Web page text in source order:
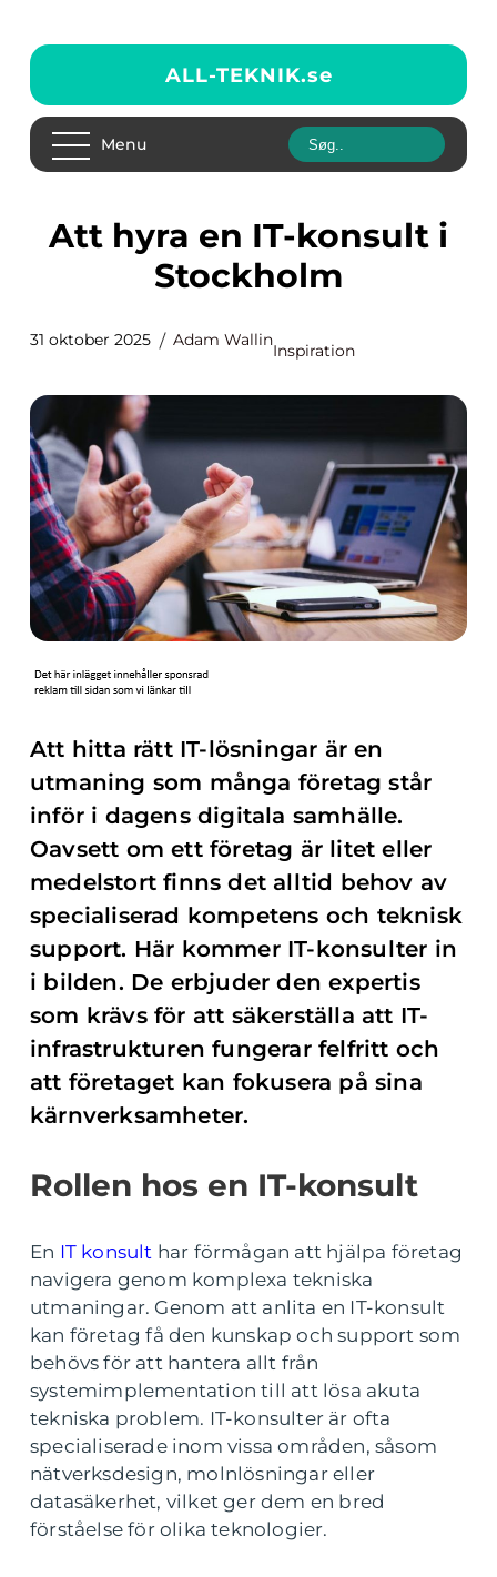
ALL-TEKNIK.se
Menu
Att hyra en IT-konsult i
Stockholm
31 oktober 2025 Adam Wallin
Inspiration
Att hitta rätt IT-lösningar är en
utmaning som många företag står
inför i dagens digitala samhälle.
Oavsett om ett företag är litet eller
medelstort finns det alltid behov av
specialiserad kompetens och teknisk
support. Här kommer IT-konsulter in
i bilden. De erbjuder den expertis
som krävs för att säkerställa att IT-
infrastrukturen fungerar felfritt och
att företaget kan fokusera på sina
kärnverksamheter.
Rollen hos en IT-konsult
En IT konsult har förmågan att hjälpa företag
navigera genom komplexa tekniska
utmaningar. Genom att anlita en IT-konsult
kan företag få den kunskap och support som
behövs för att hantera allt från
systemimplementation till att lösa akuta
tekniska problem. IT-konsulter är ofta
specialiserade inom vissa områden, såsom
nätverksdesign, molnlösningar eller
datasäkerhet, vilket ger dem en bred
förståelse för olika teknologier.